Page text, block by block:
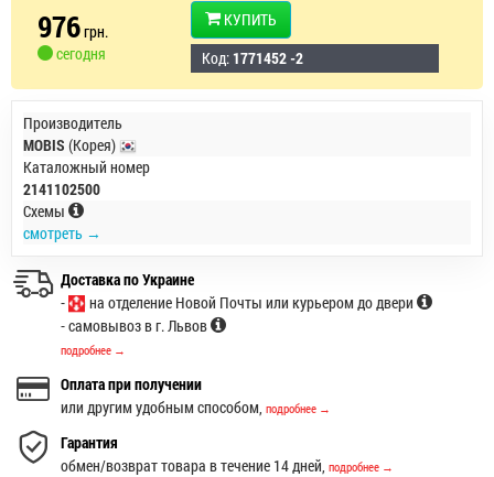
976грн.
сегодня
КУПИТЬ
Код: 1771452 -2
Производитель
MOBIS (Корея)
Каталожный номер
2141102500
Схемы
смотреть →
Доставка по Украине
-
на отделение Новой Почты или курьером до двери
- самовывоз в г. Львов
подробнее →
Оплата при получении
или другим удобным способом, подробнее →
Гарантия
обмен/возврат товара в течение 14 дней, подробнее →